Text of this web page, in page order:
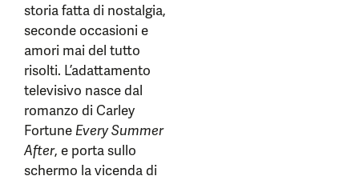
storia fatta di nostalgia,
seconde occasioni e
amori mai del tutto
risolti. L’adattamento
televisivo nasce dal
romanzo di Carley
Fortune Every Summer
After, e porta sullo
schermo la vicenda di